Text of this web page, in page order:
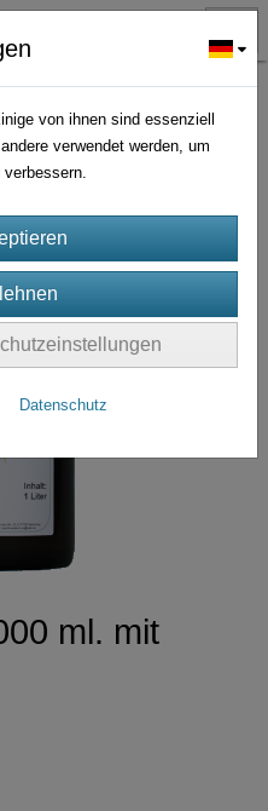
ml. mit
von ihnen sind essenziell
verwendet werden, um
Datenschutz